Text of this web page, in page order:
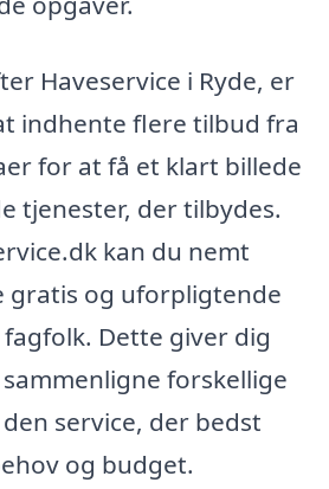
Haveservice i Ryde, er
indhente flere tilbud fra
for at få et klart billede
tjenester, der tilbydes.
kan du nemt
gratis og uforpligtende
Dette giver dig
forskellige
service, der bedst
og budget.